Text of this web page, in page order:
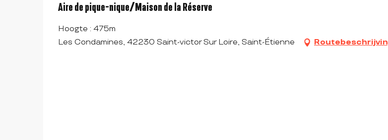
Aire de pique-nique/Maison de la Réserve
Hoogte : 475m
Les Condamines, 42230 Saint-victor Sur Loire, Saint-Étienne